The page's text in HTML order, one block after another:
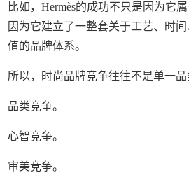
比如，Hermès的成功不只是因为它
因为它建立了一整套关于工艺、时
值的品牌体系。
所以，时尚品牌竞争往往不是单一品
品类竞争。
心智竞争。
审美竞争。